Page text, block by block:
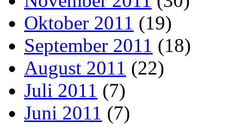
Oktober 2011 (19)
September 2011 (18)
August 2011 (22)
Juli 2011 (7)
Juni 2011 (7)